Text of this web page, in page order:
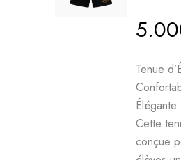
Tenue
Élégante
Cette
conçue